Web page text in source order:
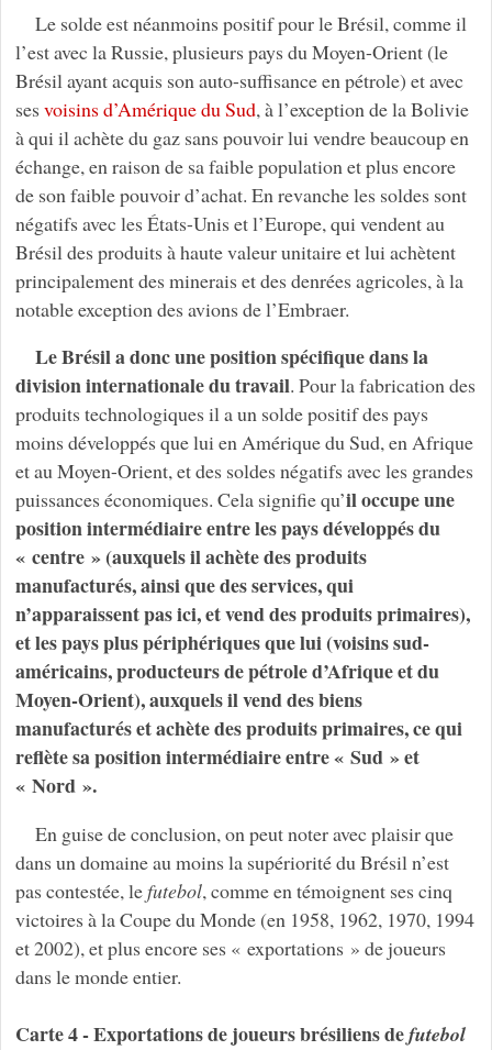
Le solde est néanmoins positif pour le Brésil, comme il
l’est avec la Russie, plusieurs pays du Moyen-Orient (le
Brésil ayant acquis son auto-suffisance en pétrole) et avec
ses voisins d’Amérique du Sud, à l’exception de la Bolivie
à qui il achète du gaz sans pouvoir lui vendre beaucoup en
échange, en raison de sa faible population et plus encore
de son faible pouvoir d’achat. En revanche les soldes sont
négatifs avec les États-Unis et l’Europe, qui vendent au
Brésil des produits à haute valeur unitaire et lui achètent
principalement des minerais et des denrées agricoles, à la
notable exception des avions de l’Embraer.
Le Brésil a donc une position spécifique dans la
division internationale du travail. Pour la fabrication des
produits technologiques il a un solde positif des pays
moins développés que lui en Amérique du Sud, en Afrique
et au Moyen-Orient, et des soldes négatifs avec les grandes
puissances économiques. Cela signifie qu’il occupe une
position intermédiaire entre les pays développés du
« centre » (auxquels il achète des produits
manufacturés, ainsi que des services, qui
n’apparaissent pas ici, et vend des produits primaires),
et les pays plus périphériques que lui (voisins sud-
américains, producteurs de pétrole d’Afrique et du
Moyen-Orient), auxquels il vend des biens
manufacturés et achète des produits primaires, ce qui
reflète sa position intermédiaire entre « Sud » et
« Nord ».
En guise de conclusion, on peut noter avec plaisir que
dans un domaine au moins la supériorité du Brésil n’est
pas contestée, lefutebol, comme en témoignent ses cinq
victoires à la Coupe du Monde (en 1958, 1962, 1970, 1994
et 2002), et plus encore ses « exportations » de joueurs
dans le monde entier.
Carte 4 - Exportations de joueurs brésiliens defutebol